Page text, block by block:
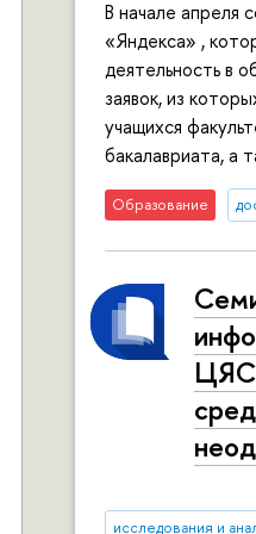
В начале апреля
«Яндекса» ,
деятельность в
заявок, из
учащихся
бакалавриата, а
Образование
исследования и